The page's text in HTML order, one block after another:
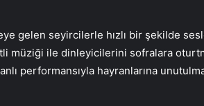
gelen seyircilerle hızlı bir şekilde
müziği ile dinleyicilerini sofralara
performansıyla hayranlarına